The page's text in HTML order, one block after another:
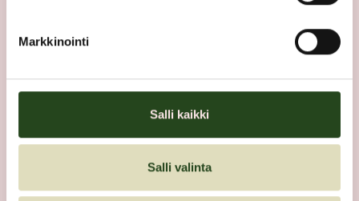
Markkinointi
Salli kaikki
Salli valinta
POHJAKARTTA